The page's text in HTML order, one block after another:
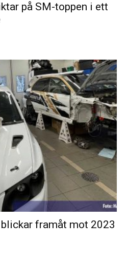
på SM-toppen i ett
framåt mot 2023